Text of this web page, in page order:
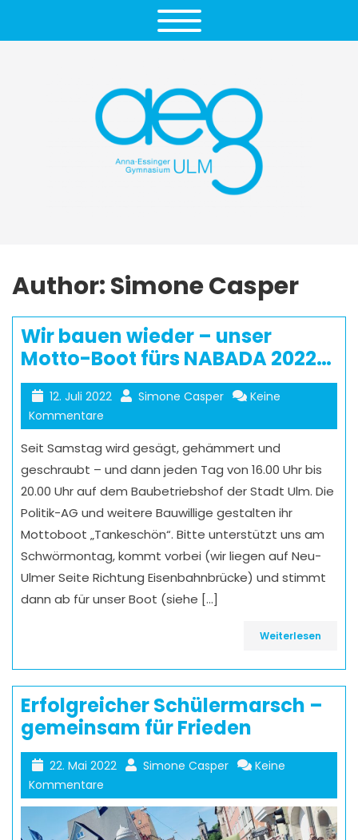
Author: Simone Casper
Wir bauen wieder – unser
Motto-Boot fürs NABADA 2022…
12. Juli 2022 Simone Casper
Keine
Kommentare
Seit Samstag wird gesägt, gehämmert und
geschraubt – und dann jeden Tag von 16.00 Uhr bis
20.00 Uhr auf dem Baubetriebshof der Stadt Ulm. Die
Politik-AG und weitere Bauwillige gestalten ihr
Mottoboot „Tankeschön“. Bitte unterstützt uns am
Schwörmontag, kommt vorbei (wir liegen auf Neu-
Ulmer Seite Richtung Eisenbahnbrücke) und stimmt
dann ab für unser Boot (siehe […]
Weiterlesen
Erfolgreicher Schülermarsch –
gemeinsam für Frieden
22. Mai 2022 Simone Casper
Keine
Kommentare